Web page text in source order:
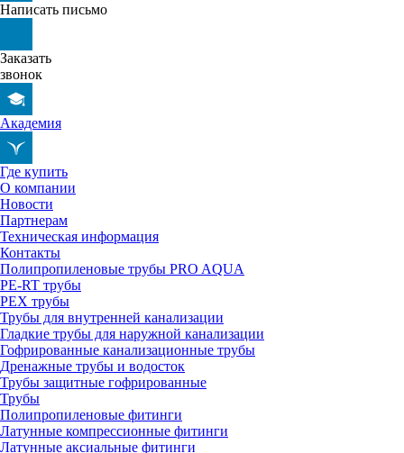
Написать письмо
Заказать
звонок
Академия
Где купить
О компании
Новости
Партнерам
Техническая информация
Контакты
Полипропиленовые трубы PRO AQUA
PE-RT трубы
PEX трубы
Трубы для внутренней канализации
Гладкие трубы для наружной канализации
Гофрированные канализационные трубы
Дренажные трубы и водосток
Трубы защитные гофрированные
Трубы
Полипропиленовые фитинги
Латунные компрессионные фитинги
Латунные аксиальные фитинги